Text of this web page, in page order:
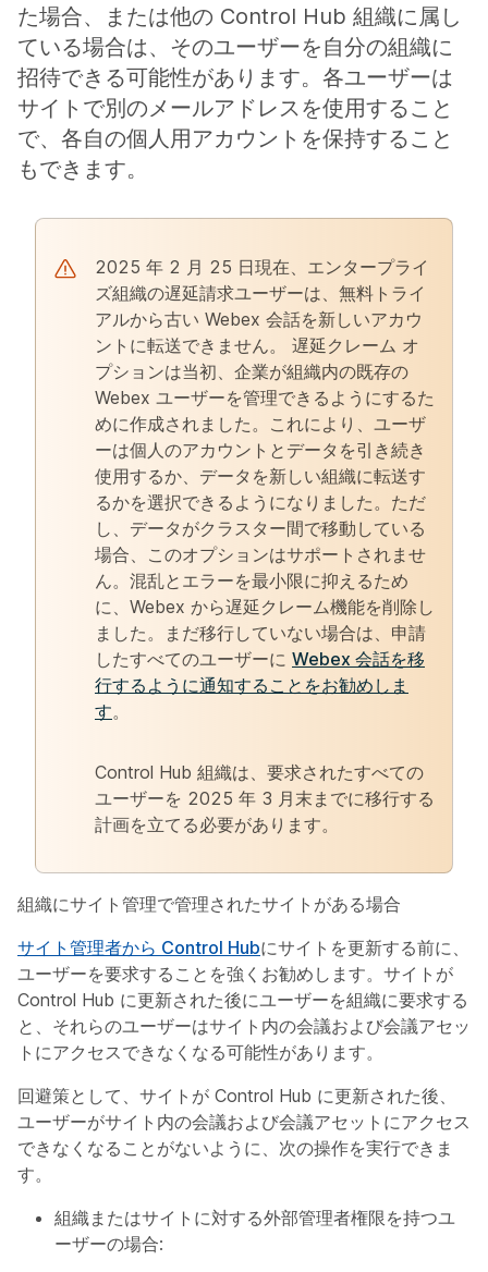
た場合、または他の Control Hub 組織に属し
ている場合は、そのユーザーを自分の組織に
招待できる可能性があります。各ユーザーは
サイトで別のメールアドレスを使用すること
で、各自の個人用アカウントを保持すること
もできます。
2025 年 2 月 25 日現在、エンタープライ
ズ組織の遅延請求ユーザーは、無料トライ
アルから古い Webex 会話を新しいアカウ
ントに転送できません。 遅延クレーム オ
プションは当初、企業が組織内の既存の
Webex ユーザーを管理できるようにするた
めに作成されました。これにより、ユーザ
ーは個人のアカウントとデータを引き続き
使用するか、データを新しい組織に転送す
るかを選択できるようになりました。ただ
し、データがクラスター間で移動している
場合、このオプションはサポートされませ
ん。混乱とエラーを最小限に抑えるため
に、Webex から遅延クレーム機能を削除し
ました。まだ移行していない場合は、申請
したすべてのユーザーに Webex 会話を移
行するように通知することをお勧めしま
す。
Control Hub 組織は、要求されたすべての
ユーザーを 2025 年 3 月末までに移行する
計画を立てる必要があります。
組織にサイト管理で管理されたサイトがある場合
サイト管理者から Control Hubにサイトを更新する前に、
ユーザーを要求することを強くお勧めします。サイトが
Control Hub に更新された後にユーザーを組織に要求する
と、それらのユーザーはサイト内の会議および会議アセッ
トにアクセスできなくなる可能性があります。
回避策として、サイトが Control Hub に更新された後、
ユーザーがサイト内の会議および会議アセットにアクセス
できなくなることがないように、次の操作を実行できま
す。
組織またはサイトに対する外部管理者権限を持つユ
ーザーの場合: